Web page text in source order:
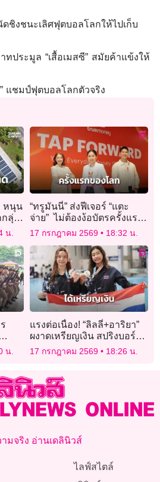
ชิงชนะเลิศฟุตบอลโลกให้ไปเก็บ
ประมูล “เสื้อเมสซี” สมัยค้าแข้งให้
แชมป์ฟุตบอลโลกตัวจริง
หนุน
ลุ่ม
น.
“ทรูมันนี่” ส่งฟีเจอร์ “แตะ
จ่าย” ไม่ต้องง้อบัตรครั้งแรก
ของโลก
17 กรกฎาคม 2569 18:32 น.
ปี
น.
แรงต่อเนื่อง! “ลิลลี่+อาริยา”
ผงาดเหรียญเงิน สปริงบอร์ด
หญิงคู่ 3 เมตร ศึกเอเชียนเอ
จกรุ๊ป 2026
17 กรกฎาคม 2569 18:26 น.
มจริง อ่านเดลินิวส์
ไลฟ์สไตล์